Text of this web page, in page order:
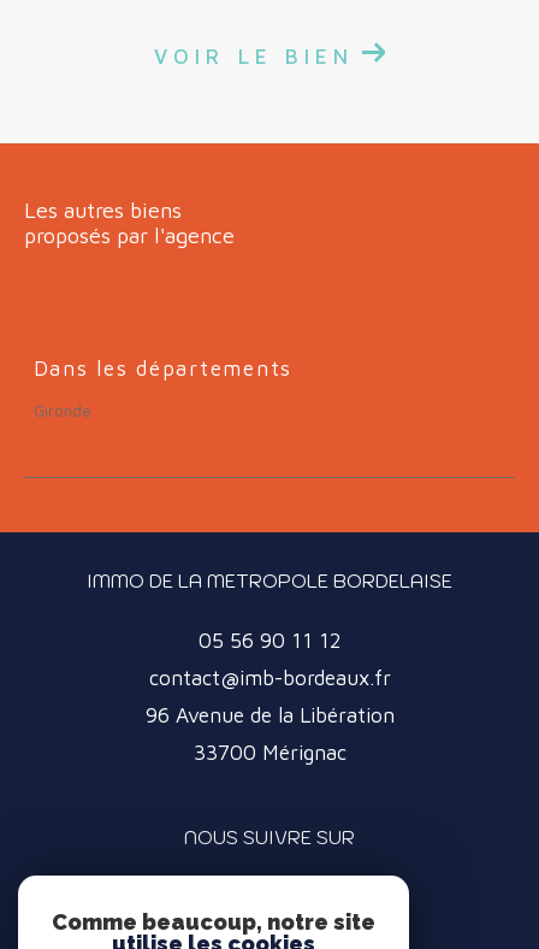
VOIR LE BIEN
Les autres biens
proposés par l'agence
Dans les départements
Gironde
IMMO DE LA METROPOLE BORDELAISE
05 56 90 11 12
contact@imb-bordeaux.fr
96 Avenue de la Libération
33700
Mérignac
NOUS SUIVRE SUR
Comme beaucoup, notre site
utilise les cookies